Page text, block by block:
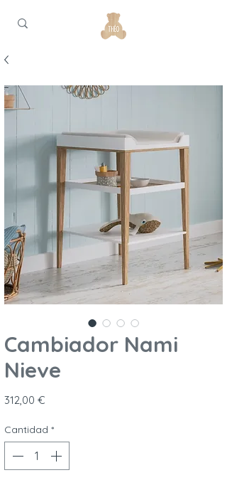
Cambiador Nami
Nieve
312,00 €
Cantidad *